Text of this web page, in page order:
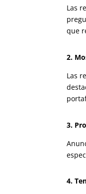
Las
que
2.
Las
3.
4.